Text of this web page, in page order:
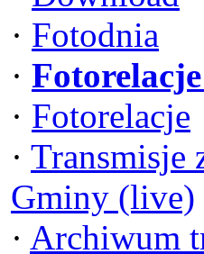
· Fotodnia
·
· Fotorelacje
· Transmisje
Gminy (live)
· Archiwum